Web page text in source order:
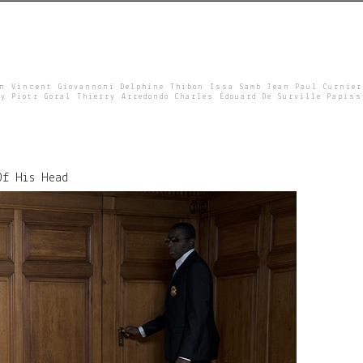
Vincent Giovannoni Delphine Thibon Issa Samb Jean Paul Curnier
Piotr Goral Thierry Arredondo Charles Édouard De Surville Papiss
His Head